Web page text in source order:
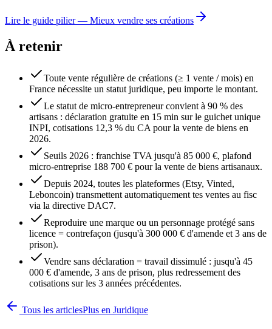
Lire le guide pilier — Mieux vendre ses créations
À retenir
Toute vente régulière de créations (≥ 1 vente / mois) en
France nécessite un statut juridique, peu importe le montant.
Le statut de micro-entrepreneur convient à 90 % des
artisans : déclaration gratuite en 15 min sur le guichet unique
INPI, cotisations 12,3 % du CA pour la vente de biens en
2026.
Seuils 2026 : franchise TVA jusqu'à 85 000 €, plafond
micro-entreprise 188 700 € pour la vente de biens artisanaux.
Depuis 2024, toutes les plateformes (Etsy, Vinted,
Leboncoin) transmettent automatiquement tes ventes au fisc
via la directive DAC7.
Reproduire une marque ou un personnage protégé sans
licence = contrefaçon (jusqu'à 300 000 € d'amende et 3 ans de
prison).
Vendre sans déclaration = travail dissimulé : jusqu'à 45
000 € d'amende, 3 ans de prison, plus redressement des
cotisations sur les 3 années précédentes.
Tous les articlesPlus en Juridique